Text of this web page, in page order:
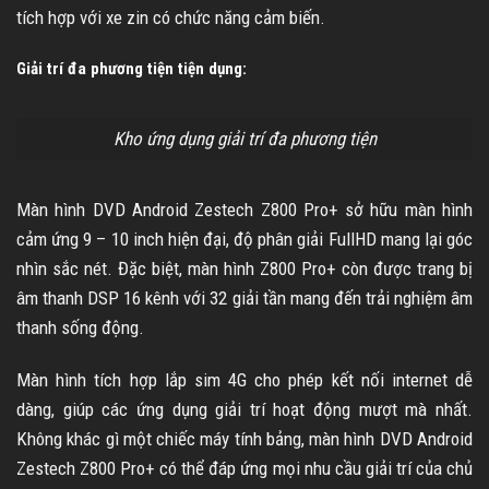
tích hợp với xe zin có chức năng cảm biến.
Giải trí đa phương tiện tiện dụng:
Kho ứng dụng giải trí đa phương tiện
Màn hình DVD Android Zestech Z800 Pro+ sở hữu màn hình
cảm ứng 9 – 10 inch hiện đại, độ phân giải FullHD mang lại góc
nhìn sắc nét. Đặc biệt, màn hình Z800 Pro+ còn được trang bị
âm thanh DSP 16 kênh với 32 giải tần mang đến trải nghiệm âm
thanh sống động.
Màn hình tích hợp lắp sim 4G cho phép kết nối internet dễ
dàng, giúp các ứng dụng giải trí hoạt động mượt mà nhất.
Không khác gì một chiếc máy tính bảng, màn hình DVD Android
Zestech Z800 Pro+ có thể đáp ứng mọi nhu cầu giải trí của chủ